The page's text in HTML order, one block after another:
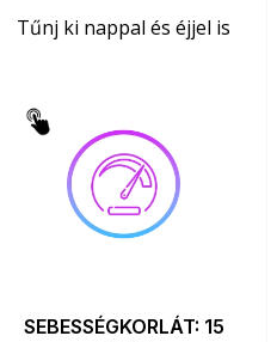
Tűnj ki nappal és éjjel is
SEBESSÉGKORLÁT: 15